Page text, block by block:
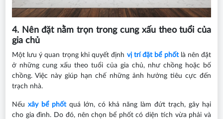
4. Nên đặt nằm trọn trong cung xấu theo tuổi của
gia chủ
Một lưu ý quan trọng khi quyết định vị trí đặt bể phốt là nên đặt
ở những cung xấu theo tuổi của gia chủ, như chồng hoặc bố
chồng. Việc này giúp hạn chế những ảnh hưởng tiêu cực đến
trạch nhà.
Nếu xây bể phốt quá lớn, có khả năng làm đứt trạch, gây hại
cho gia đình. Do đó, nên chọn bể phốt có diện tích vừa phải và